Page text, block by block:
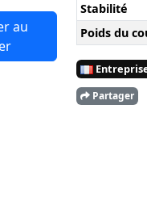
au
Stabilité
Poids du
Partager